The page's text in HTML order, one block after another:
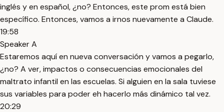
inglés y en español, ¿no? Entonces, este prom está bien
específico. Entonces, vamos a irnos nuevamente a Claude.
19:58
Speaker A
Estaremos aquí en nueva conversación y vamos a pegarlo,
¿no? A ver, impactos o consecuencias emocionales del
maltrato infantil en las escuelas. Si alguien en la sala tuviese
sus variables para poder eh hacerlo más dinámico tal vez.
20:29